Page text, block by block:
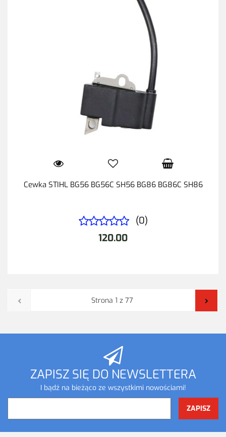
Cewka STIHL BG56 BG56C SH56 BG86 BG86C SH86
(0)
120.00
ZAPISZ SIĘ DO NEWSLETTERA
I bądź na bieżąco ze wszystkimi nowościami!